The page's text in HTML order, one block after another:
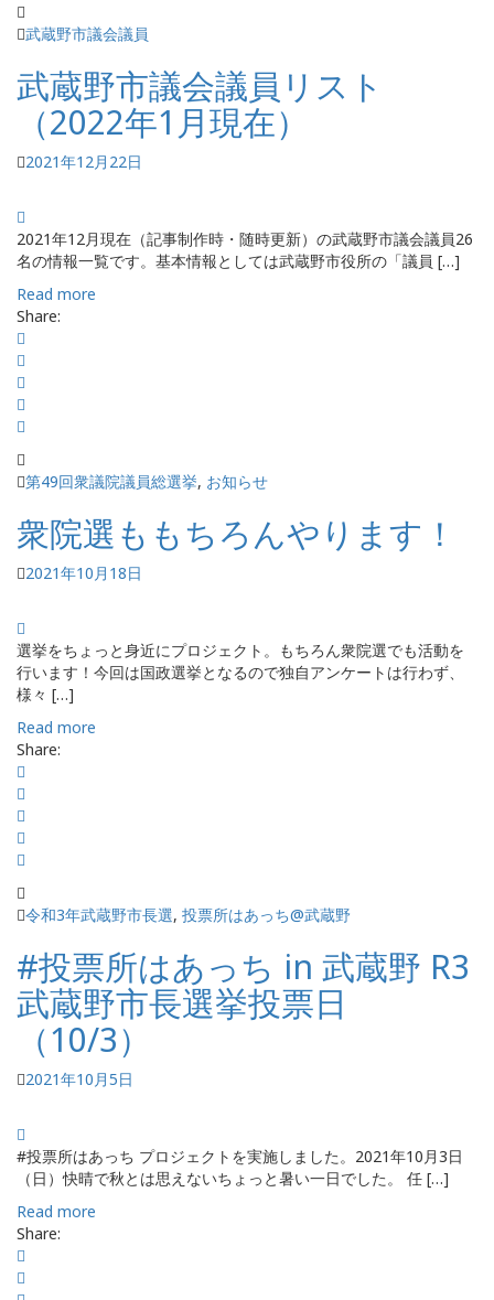
武蔵野市議会議員
武蔵野市議会議員リスト
（2022年1月現在）
2021年12月22日
2021年12月現在（記事制作時・随時更新）の武蔵野市議会議員26
名の情報一覧です。基本情報としては武蔵野市役所の「議員 […]
Read more
Share:
第49回衆議院議員総選挙, お知らせ
衆院選ももちろんやります！
2021年10月18日
選挙をちょっと身近にプロジェクト。もちろん衆院選でも活動を
行います！今回は国政選挙となるので独自アンケートは行わず、
様々 […]
Read more
Share:
令和3年武蔵野市長選, 投票所はあっち@武蔵野
#投票所はあっち in 武蔵野 R3
武蔵野市長選挙投票日
（10/3）
2021年10月5日
#投票所はあっち プロジェクトを実施しました。2021年10月3日
（日）快晴で秋とは思えないちょっと暑い一日でした。 任 […]
Read more
Share: